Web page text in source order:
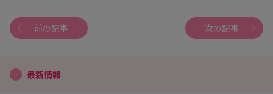
前の記事 次の記事
最新情報